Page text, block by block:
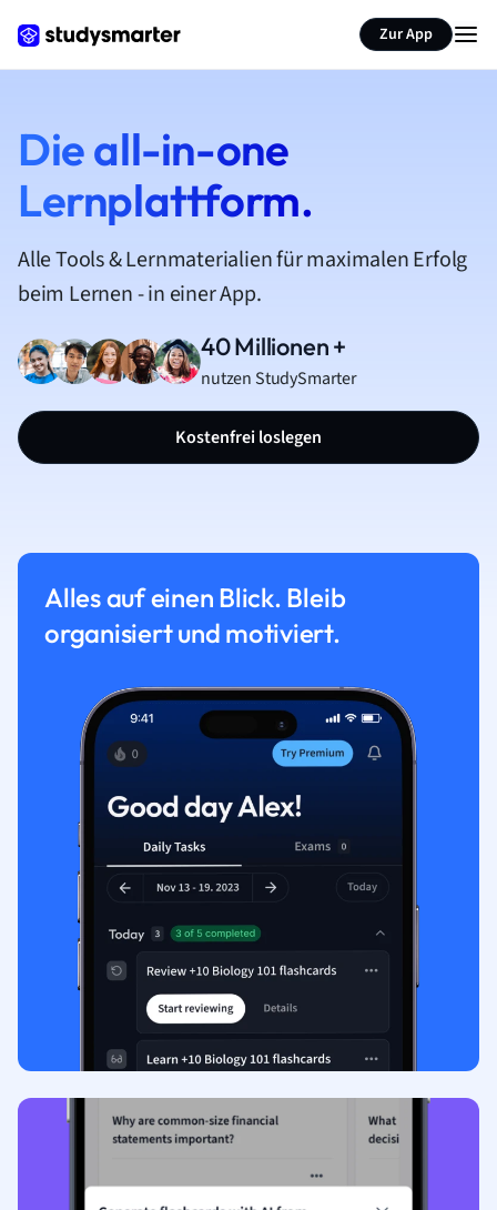
Zur App
Die all-in-one
Lernplattform.
Alle Tools & Lernmaterialien für maximalen Erfolg
beim Lernen - in einer App.
40 Millionen +
nutzen StudySmarter
Kostenfrei loslegen
Alles auf einen Blick. Bleib
organisiert und motiviert.